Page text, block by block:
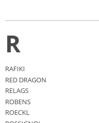
R
RAFIKI
RED DRAGON
RELAGS
ROBENS
ROECKL